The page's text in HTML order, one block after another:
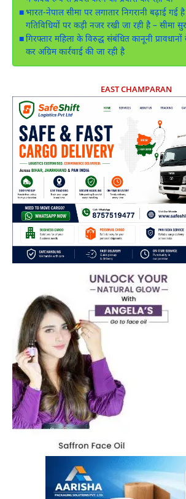
भारत-नेपाल सीमा पर लगातार निगरानी बढ़ाई गई
गतिविधियों पर कड़ी नजर रखी जा रही है – सीमा
गिरफ्तार महिला के विरुद्ध संबंधित कानूनी
कर अग्रिम कार्रवाई की जा रही है
EAST CHAMPARAN